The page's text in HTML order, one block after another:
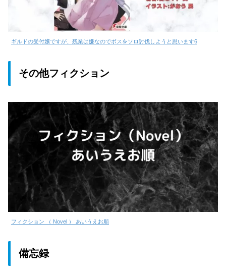
ギルドの受付嬢ですが、残業は嫌なのでボスをソロ討伐しようと思います6
その他フィクション
フィクション （ Novel ） あいうえお順
備忘録